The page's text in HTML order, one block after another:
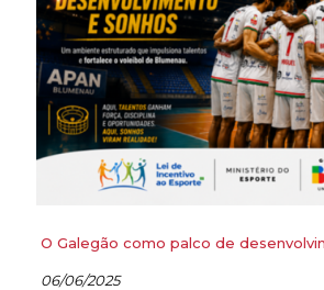
O Galegão como palco de
06/06/2025